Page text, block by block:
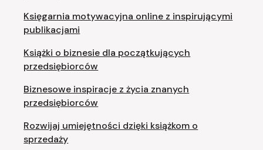
Księgarnia motywacyjna online z inspirującymi
publikacjami
Książki o biznesie dla początkujących
przedsiębiorców
Biznesowe inspiracje z życia znanych
przedsiębiorców
Rozwijaj umiejętności dzięki książkom o
sprzedaży